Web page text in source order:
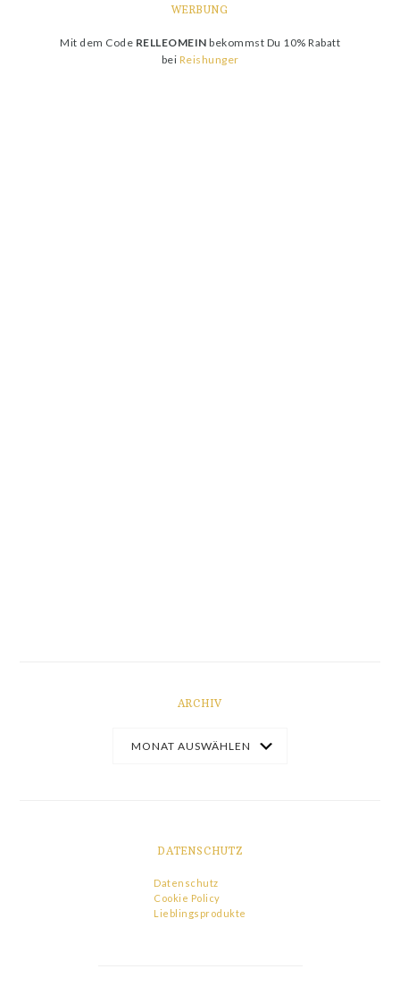
WERBUNG
Mit dem Code RELLEOMEIN bekommst Du 10% Rabatt
bei Reishunger
ARCHIV
DATENSCHUTZ
Datenschutz
Cookie Policy
Lieblingsprodukte